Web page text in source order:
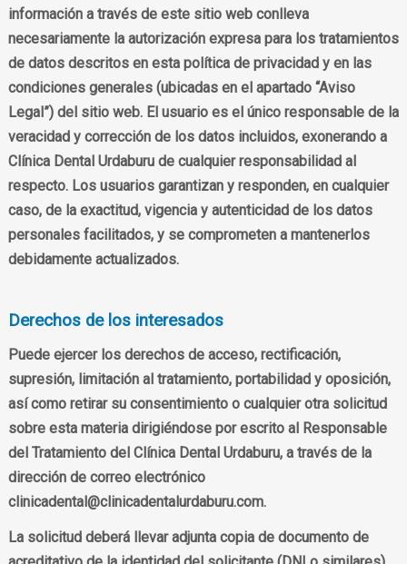
información a través de este sitio web conlleva
necesariamente la autorización expresa para los tratamientos
de datos descritos en esta política de privacidad y en las
condiciones generales (ubicadas en el apartado “Aviso
Legal”) del sitio web. El usuario es el único responsable de la
veracidad y corrección de los datos incluidos, exonerando a
Clínica Dental Urdaburu de cualquier responsabilidad al
respecto. Los usuarios garantizan y responden, en cualquier
caso, de la exactitud, vigencia y autenticidad de los datos
personales facilitados, y se comprometen a mantenerlos
debidamente actualizados.
Derechos de los interesados
Puede ejercer los derechos de acceso, rectificación,
supresión, limitación al tratamiento, portabilidad y oposición,
así como retirar su consentimiento o cualquier otra solicitud
sobre esta materia dirigiéndose por escrito al Responsable
del Tratamiento del Clínica Dental Urdaburu, a través de la
dirección de correo electrónico
clinicadental@clinicadentalurdaburu.com.
La solicitud deberá llevar adjunta copia de documento de